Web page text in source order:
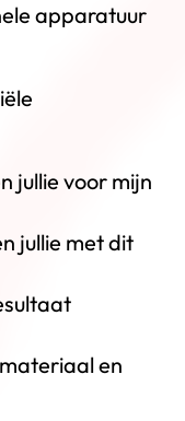
apparatuur
jullie voor mijn
jullie met dit
en